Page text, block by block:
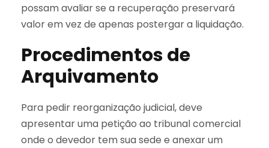
possam avaliar se a recuperação preservará
valor em vez de apenas postergar a liquidação.
Procedimentos de
Arquivamento
Para pedir reorganização judicial, deve
apresentar uma petição ao tribunal comercial
onde o devedor tem sua sede e anexar um